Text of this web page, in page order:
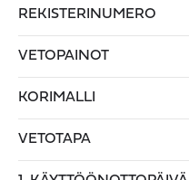
REKISTERINUMERO
VETOPAINOT
KORIMALLI
VETOTAPA